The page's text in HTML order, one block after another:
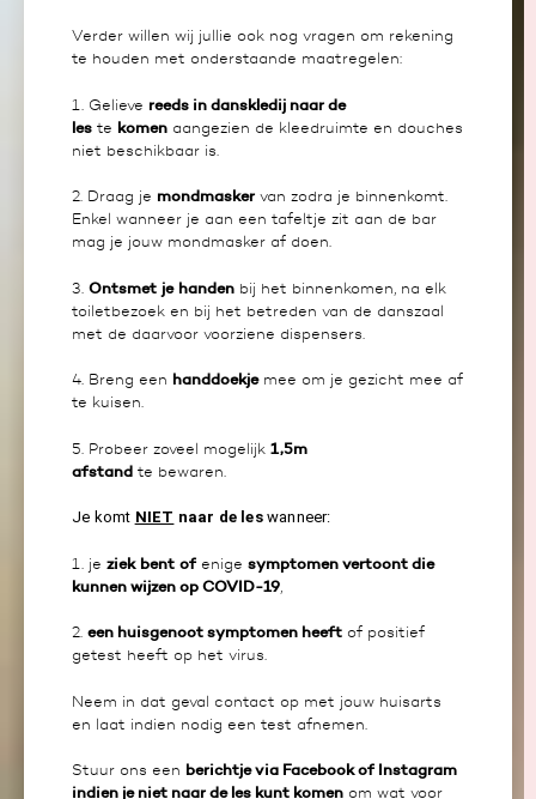
Verder willen wij jullie ook nog vragen om rekening
te houden met onderstaande maatregelen:
1. Gelieve reeds in danskledij naar de
les te komen aangezien de kleedruimte en douches
niet beschikbaar is.
2. Draag je mondmasker van zodra je binnenkomt.
Enkel wanneer je aan een tafeltje zit aan de bar
mag je jouw mondmasker af doen.
3. Ontsmet je handen bij het binnenkomen, na elk
toiletbezoek en bij het betreden van de danszaal
met de daarvoor voorziene dispensers.
4. Breng een handdoekjemee om je gezicht mee af
te kuisen.
5. Probeer zoveel mogelijk 1,5m
afstand te bewaren.
Je komt NIET naar de leswanneer:
1. je ziek bent of enige symptomen vertoont die
kunnen wijzen op COVID-19
2. een huisgenoot symptomen heeft of positief
getest heeft op het virus.
Neem in dat geval contact op met jouw huisarts
en laat indien nodig een test afnemen.
Stuur ons een berichtje via Facebook of Instagram
indien je niet naar de les kunt komen om wat voor